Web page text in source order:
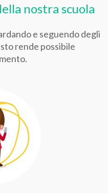
nostra scuola
e seguendo degli
rende possibile